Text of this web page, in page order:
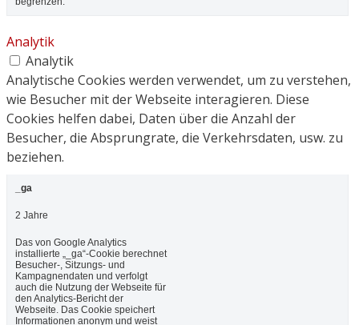
Analytik
Analytik
Analytische Cookies werden verwendet, um zu verstehen,
wie Besucher mit der Webseite interagieren. Diese
Cookies helfen dabei, Daten über die Anzahl der
Besucher, die Absprungrate, die Verkehrsdaten, usw. zu
beziehen.
_ga
2 Jahre
Das von Google Analytics
installierte „_ga“-Cookie berechnet
Besucher-, Sitzungs- und
Kampagnendaten und verfolgt
auch die Nutzung der Webseite für
den Analytics-Bericht der
Webseite. Das Cookie speichert
Informationen anonym und weist